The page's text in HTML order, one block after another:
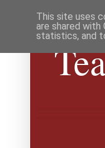
This site uses
are shared
statistics, and